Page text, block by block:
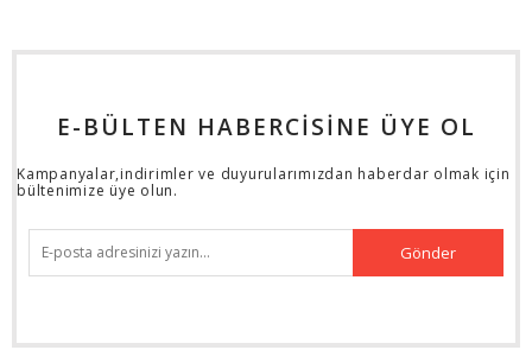
E-BÜLTEN HABERCİSİNE ÜYE OL
Kampanyalar,indirimler ve duyurularımızdan haberdar olmak için
bültenimize üye olun.
Gönder